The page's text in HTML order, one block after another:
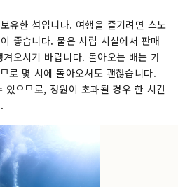
유한 섬입니다. 여행을 즐기려면 스노
좋습니다. 물은 시립 시설에서 판매
오시기 바랍니다. 돌아오는 배는 가
로 몇 시에 돌아오셔도 괜찮습니다.
있으므로, 정원이 초과될 경우 한 시간